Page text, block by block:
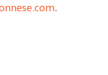
e anche